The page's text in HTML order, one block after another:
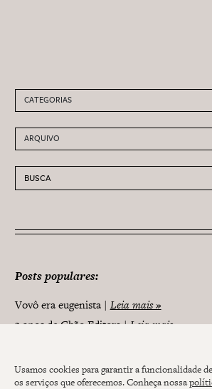
Usamos cookies para garantir a funcionalidade
os serviços que oferecemos. Conheça nossa
CATEGORIAS
ARQUIVO
Pesquisar por:
Posts populares:
Vovô era eugenista
Leia mais »
3 anos de Chão Editora Leia mais »